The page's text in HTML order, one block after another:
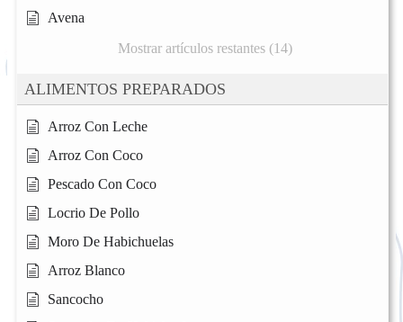
Avena
Mostrar artículos restantes (14)
ALIMENTOS PREPARADOS
Arroz Con Leche
Arroz Con Coco
Pescado Con Coco
Locrio De Pollo
Moro De Habichuelas
Arroz Blanco
Sancocho